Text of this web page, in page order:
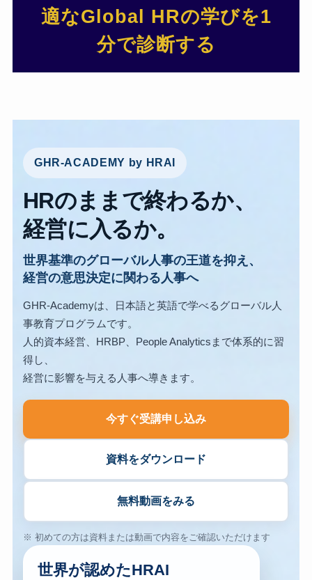
適なGlobal HRの学びを1
分で診断する
GHR-ACADEMY by HRAI
HRのままで終わるか、
経営に入るか。
世界基準のグローバル人事の王道を抑え、
経営の意思決定に関わる人事へ
GHR-Academyは、日本語と英語で学べるグローバル人
事教育プログラムです。
人的資本経営、HRBP、People Analyticsまで体系的に習
得し、
経営に影響を与える人事へ導きます。
今すぐ受講申し込み
資料をダウンロード
無料動画をみる
※ 初めての方は資料または動画で内容をご確認いただけます
世界が認めたHRAI